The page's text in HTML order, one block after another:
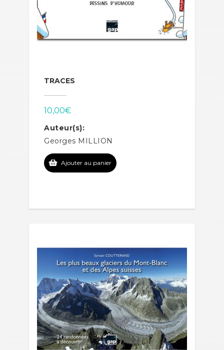
TRACES
10,00€
Auteur(s):
Georges MILLION
Ajouter au panier